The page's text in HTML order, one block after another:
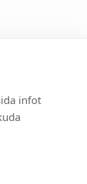
infot
890100